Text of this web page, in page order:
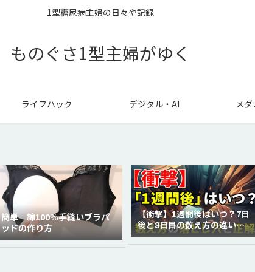
1型糖尿病主婦の日々や記録
ものぐさ1型主婦がゆく
ライフハック デジタル・AI メ
簡単 綿100％手縫いブラパ
ッドの作り方
【衝撃】1週間後はいつ？7日
後と8日目の数え方の違いを
徹底解説！